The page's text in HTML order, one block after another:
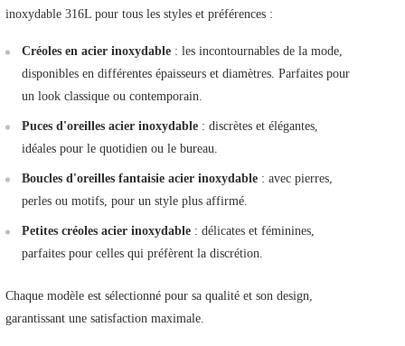
inoxydable 316L pour tous les styles et préférences :
Créoles en acier inoxydable : les incontournables de la mode,
disponibles en différentes épaisseurs et diamètres. Parfaites pour
un look classique ou contemporain.
Puces d'oreilles acier inoxydable : discrètes et élégantes,
idéales pour le quotidien ou le bureau.
Boucles d'oreilles fantaisie acier inoxydable : avec pierres,
perles ou motifs, pour un style plus affirmé.
Petites créoles acier inoxydable : délicates et féminines,
parfaites pour celles qui préfèrent la discrétion.
Chaque modèle est sélectionné pour sa qualité et son design,
garantissant une satisfaction maximale.